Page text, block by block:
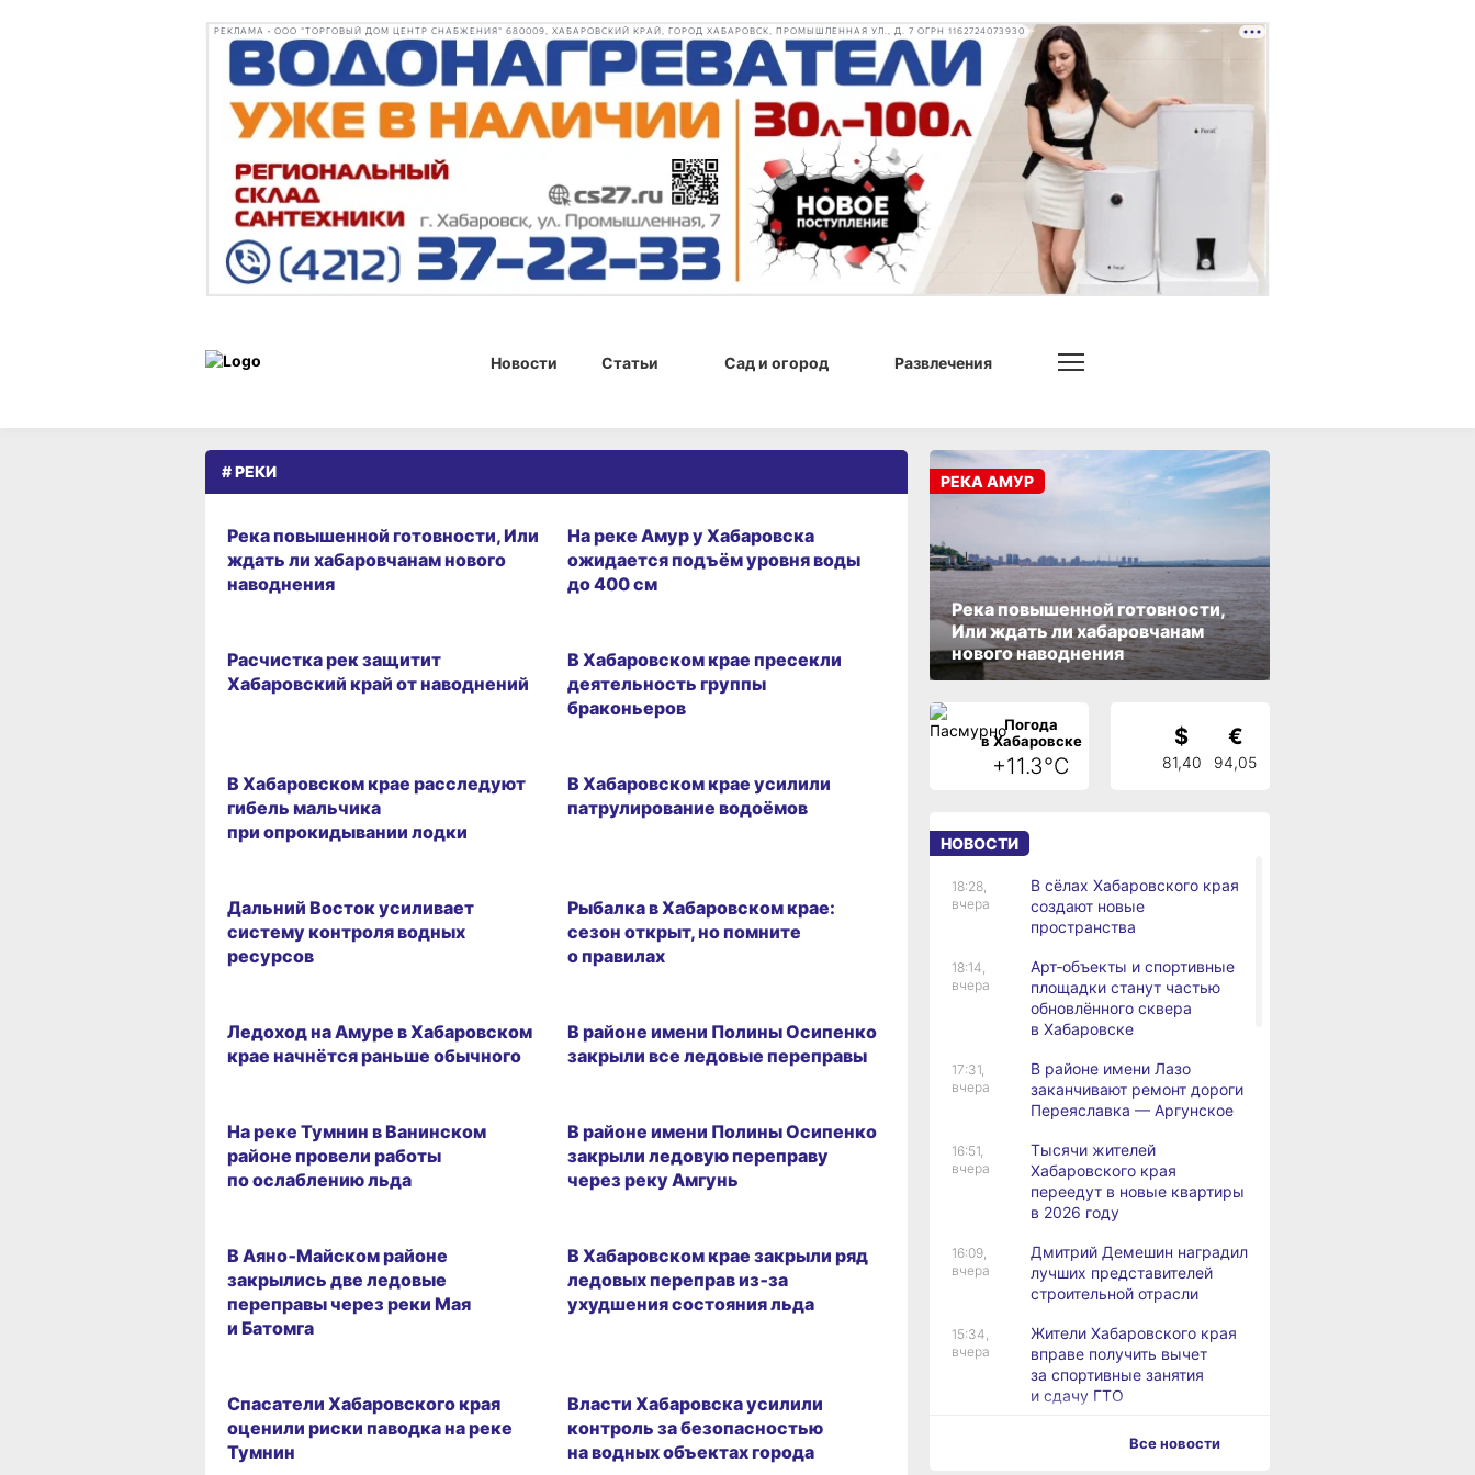
РЕКЛАМА • ООО "ТОРГОВЫЙ ДОМ ЦЕНТР СНАБЖЕНИЯ" 680009, ХАБАРОВСКИЙ КРАЙ, ГОРОД ХАБАРОВСК, ПРОМЫШЛЕННАЯ УЛ., Д. 7 ОГРН 1162724073930
Новости Статьи Сад и огород Развлечения
# РЕКИ
Река повышенной готовности, Или
ждать ли хабаровчанам нового
наводнения
На реке Амур у Хабаровска
ожидается подъём уровня воды
до 400 см
Расчистка рек защитит
Хабаровский край от наводнений
В Хабаровском крае пресекли
деятельность группы
браконьеров
В Хабаровском крае расследуют
гибель мальчика
при опрокидывании лодки
В Хабаровском крае усилили
патрулирование водоёмов
Дальний Восток усиливает
систему контроля водных
ресурсов
Рыбалка в Хабаровском крае:
сезон открыт, но помните
о правилах
Ледоход на Амуре в Хабаровском
крае начнётся раньше обычного
В районе имени Полины Осипенко
закрыли все ледовые переправы
На реке Тумнин в Ванинском
районе провели работы
по ослаблению льда
В районе имени Полины Осипенко
закрыли ледовую переправу
через реку Амгунь
В Аяно‑Майском районе
закрылись две ледовые
переправы через реки Мая
и Батомга
В Хабаровском крае закрыли ряд
ледовых переправ из‑за
ухудшения состояния льда
Спасатели Хабаровского края
оценили риски паводка на реке
Тумнин
Власти Хабаровска усилили
контроль за безопасностью
на водных объектах города
Река повышенной готовности,
Или ждать ли хабаровчанам
нового наводнения
РЕКА АМУР
Погода
в Хабаровске
+11.3°C
$
81,40
€
94,05
НОВОСТИ
18:28,
вчера
В сёлах Хабаровского края
создают новые
пространства
18:14,
вчера
Арт‑объекты и спортивные
площадки станут частью
обновлённого сквера
в Хабаровске
17:31,
вчера
В районе имени Лазо
заканчивают ремонт дороги
Переяславка — Аргунское
16:51,
вчера
Тысячи жителей
Хабаровского края
переедут в новые квартиры
в 2026 году
16:09,
вчера
Дмитрий Демешин наградил
лучших представителей
строительной отрасли
15:34,
вчера
Жители Хабаровского края
вправе получить вычет
за спортивные занятия
и сдачу ГТО
В Хабаровске уровень
Все новости